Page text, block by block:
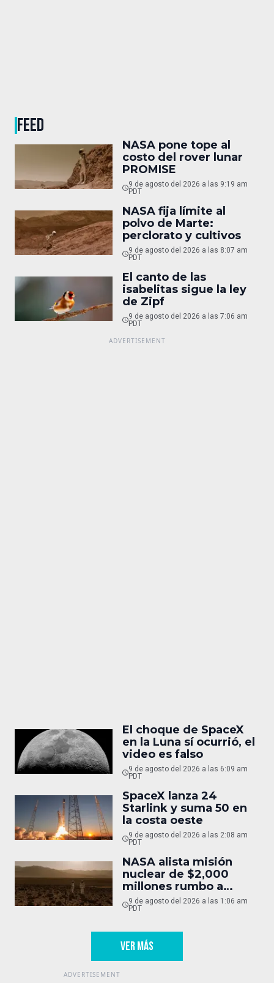
FEED
NASA pone tope al
costo del rover lunar
PROMISE
9 de agosto del 2026 a las 9:19 am
PDT
NASA fija límite al
polvo de Marte:
perclorato y cultivos
9 de agosto del 2026 a las 8:07 am
PDT
El canto de las
isabelitas sigue la ley
de Zipf
9 de agosto del 2026 a las 7:06 am
PDT
El choque de SpaceX
en la Luna sí ocurrió, el
video es falso
9 de agosto del 2026 a las 6:09 am
PDT
SpaceX lanza 24
Starlink y suma 50 en
la costa oeste
9 de agosto del 2026 a las 2:08 am
PDT
NASA alista misión
nuclear de $2,000
millones rumbo a
Marte
9 de agosto del 2026 a las 1:06 am
PDT
VER MÁS